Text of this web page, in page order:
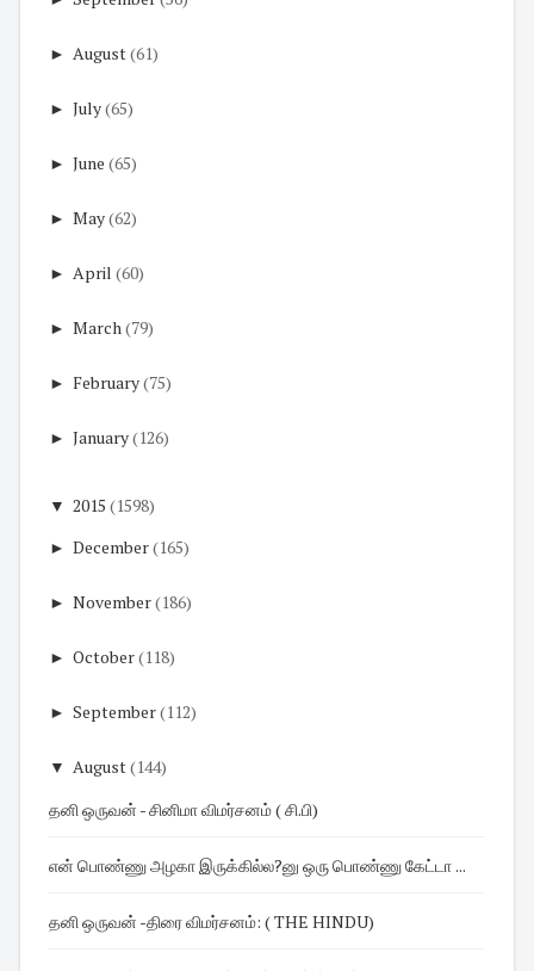
► August(61)
► July(65)
► June (65)
► May(62)
► April (60)
► March(79)
► February(75)
► January(126)
▼ 2015 (1598)
► December(165)
► November(186)
► October(118)
► September(112)
▼ August(144)
தனி ஒருவன் - சினிமா விமர்சனம் ( சி.பி)
என் பொண்ணு அழகா இருக்கில்ல?னு ஒரு பொண்ணு கேட்டா ...
தனி ஒருவன் -திரை விமர்சனம்: ( THE HINDU)